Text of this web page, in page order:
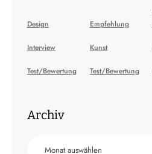
Design Empfehlung
Interview Kunst
Test/Bewertung Test/Bewertung
Archiv
Archiv